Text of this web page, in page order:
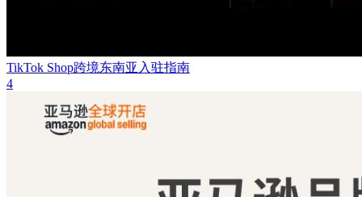
TikTok Shop跨境东南亚入驻指南
4